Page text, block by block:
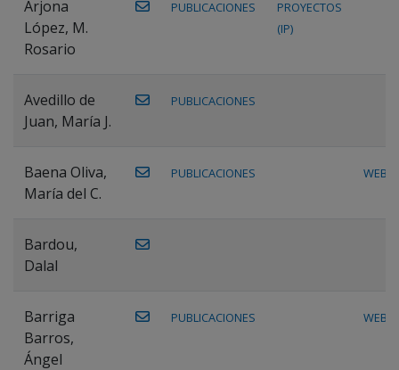
Arjona
López, M.
Rosario
PUBLICACIONES
PROYECTOS
(IP)
Avedillo de
Juan, María J.
PUBLICACIONES
Baena Oliva,
María del C.
PUBLICACIONES WEB
Bardou,
Dalal
Barriga
Barros,
Ángel
PUBLICACIONES WEB